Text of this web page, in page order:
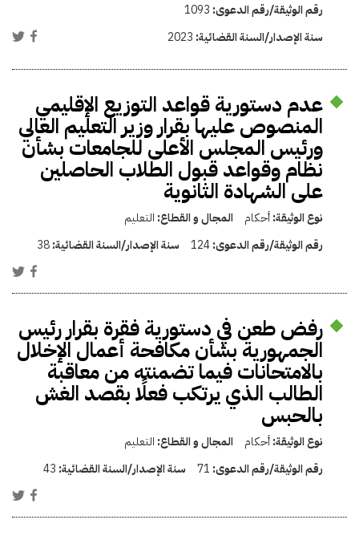
رقم الوثيقة/رقم الدعوى: 1093
سنة الإصدار/السنة القضائية: 2023
عدم دستورية قواعد التوزيع الإقليمي
المنصوص عليها بقرار وزير التعليم العالي
ورئيس المجلس الأعلى للجامعات بشأن
نظام وقواعد قبول الطلاب الحاصلين
على الشهادة الثانوية
نوع الوثيقة:أحكام المجال و القطاع: التعليم
رقم الوثيقة/رقم الدعوى:124 سنة الإصدار/السنة القضائية:38
رفض طعن في دستورية فقرة بقرار رئيس
الجمهورية بشأن مكافحة أعمال الإخلال
بالامتحانات فيما تضمنته من معاقبة
الطالب الذي يرتكب فعلًا بقصد الغش
بالحبس
نوع الوثيقة:أحكام المجال و القطاع: التعليم
رقم الوثيقة/رقم الدعوى: 71 سنة الإصدار/السنة القضائية: 43